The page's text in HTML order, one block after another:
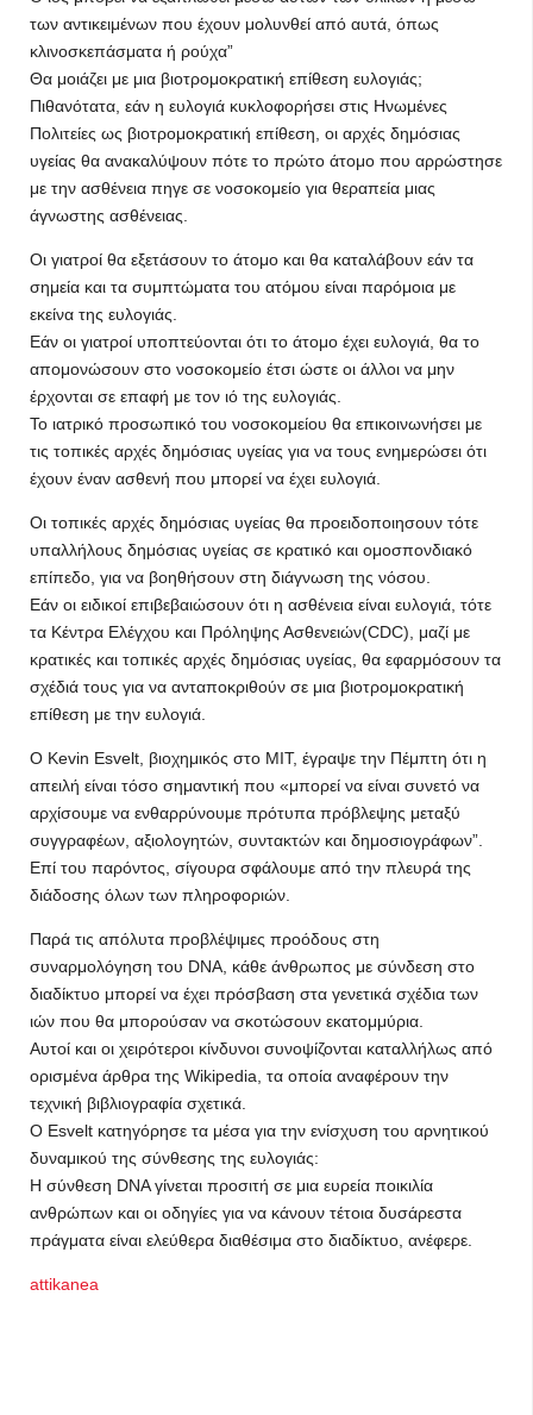
των αντικειμένων που έχουν μολυνθεί από αυτά, όπως
κλινοσκεπάσματα ή ρούχα”
Θα μοιάζει με μια βιοτρομοκρατική επίθεση ευλογιάς;
Πιθανότατα, εάν η ευλογιά κυκλοφορήσει στις Ηνωμένες
Πολιτείες ως βιοτρομοκρατική επίθεση, οι αρχές δημόσιας
υγείας θα ανακαλύψουν πότε το πρώτο άτομο που αρρώστησε
με την ασθένεια πηγε σε νοσοκομείο για θεραπεία μιας
άγνωστης ασθένειας.
Οι γιατροί θα εξετάσουν το άτομο και θα καταλάβουν εάν τα
σημεία και τα συμπτώματα του ατόμου είναι παρόμοια με
εκείνα της ευλογιάς.
Εάν οι γιατροί υποπτεύονται ότι το άτομο έχει ευλογιά, θα το
απομονώσουν στο νοσοκομείο έτσι ώστε οι άλλοι να μην
έρχονται σε επαφή με τον ιό της ευλογιάς.
Το ιατρικό προσωπικό του νοσοκομείου θα επικοινωνήσει με
τις τοπικές αρχές δημόσιας υγείας για να τους ενημερώσει ότι
έχουν έναν ασθενή που μπορεί να έχει ευλογιά.
Οι τοπικές αρχές δημόσιας υγείας θα προειδοποιησουν τότε
υπαλλήλους δημόσιας υγείας σε κρατικό και ομοσπονδιακό
επίπεδο, για να βοηθήσουν στη διάγνωση της νόσου.
Εάν οι ειδικοί επιβεβαιώσουν ότι η ασθένεια είναι ευλογιά, τότε
τα Κέντρα Ελέγχου και Πρόληψης Ασθενειών(CDC), μαζί με
κρατικές και τοπικές αρχές δημόσιας υγείας, θα εφαρμόσουν τα
σχέδιά τους για να ανταποκριθούν σε μια βιοτρομοκρατική
επίθεση με την ευλογιά.
Ο Kevin Esvelt, βιοχημικός στο MIT, έγραψε την Πέμπτη ότι η
απειλή είναι τόσο σημαντική που «μπορεί να είναι συνετό να
αρχίσουμε να ενθαρρύνουμε πρότυπα πρόβλεψης μεταξύ
συγγραφέων, αξιολογητών, συντακτών και δημοσιογράφων”.
Επί του παρόντος, σίγουρα σφάλουμε από την πλευρά της
διάδοσης όλων των πληροφοριών.
Παρά τις απόλυτα προβλέψιμες προόδους στη
συναρμολόγηση του DNA, κάθε άνθρωπος με σύνδεση στο
διαδίκτυο μπορεί να έχει πρόσβαση στα γενετικά σχέδια των
ιών που θα μπορούσαν να σκοτώσουν εκατομμύρια.
Αυτοί και οι χειρότεροι κίνδυνοι συνοψίζονται καταλλήλως από
ορισμένα άρθρα της Wikipedia, τα οποία αναφέρουν την
τεχνική βιβλιογραφία σχετικά.
Ο Esvelt κατηγόρησε τα μέσα για την ενίσχυση του αρνητικού
δυναμικού της σύνθεσης της ευλογιάς:
Η σύνθεση DNA γίνεται προσιτή σε μια ευρεία ποικιλία
ανθρώπων και οι οδηγίες για να κάνουν τέτοια δυσάρεστα
πράγματα είναι ελεύθερα διαθέσιμα στο διαδίκτυο, ανέφερε.
attikanea